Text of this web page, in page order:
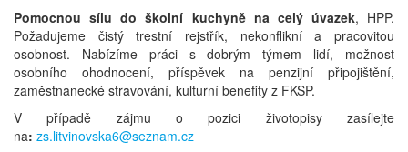
Pomocnou sílu do školní kuchyně na celý úvazek, HPP.
Požadujeme čistý trestní rejstřík, nekonflikní a pracovitou
osobnost. Nabízíme práci s dobrým týmem lidí, možnost
osobního ohodnocení, příspěvek na penzijní připojištění,
zaměstnanecké stravování, kulturní benefity z FKSP.
V případě zájmu o pozici životopisy zasílejte
na: zs.litvinovska6@seznam.cz